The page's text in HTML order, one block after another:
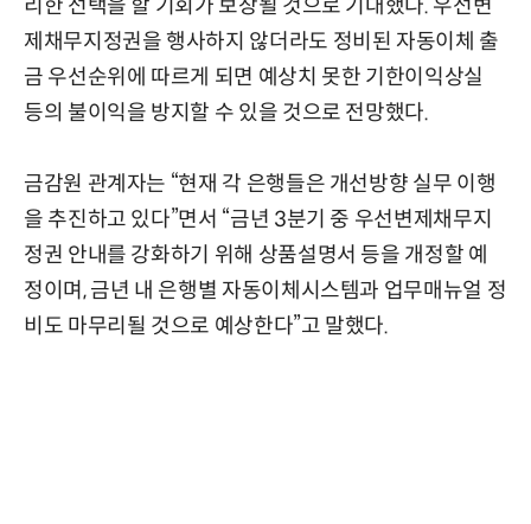
리한 선택을 할 기회가 보장될 것으로 기대했다. 우선변
제채무지정권을 행사하지 않더라도 정비된 자동이체 출
금 우선순위에 따르게 되면 예상치 못한 기한이익상실
등의 불이익을 방지할 수 있을 것으로 전망했다.
금감원 관계자는 “현재 각 은행들은 개선방향 실무 이행
을 추진하고 있다”면서 “금년 3분기 중 우선변제채무지
정권 안내를 강화하기 위해 상품설명서 등을 개정할 예
정이며, 금년 내 은행별 자동이체시스템과 업무매뉴얼 정
비도 마무리될 것으로 예상한다”고 말했다.